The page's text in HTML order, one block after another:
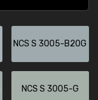
NCS S 3005-B20G
NCS S 3005-G